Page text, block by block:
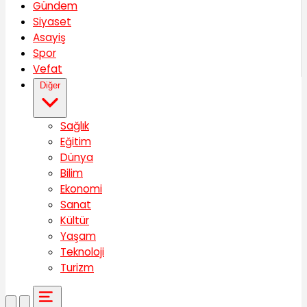
Gündem
Siyaset
Asayiş
Spor
Vefat
Diğer
Sağlık
Eğitim
Dünya
Bilim
Ekonomi
Sanat
Kültür
Yaşam
Teknoloji
Turizm